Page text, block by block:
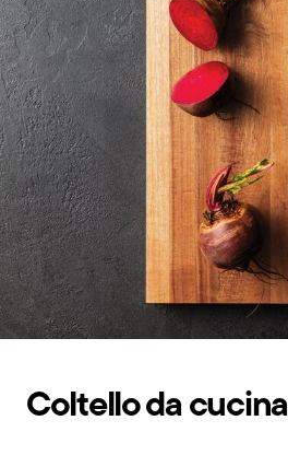
Coltello da cucina